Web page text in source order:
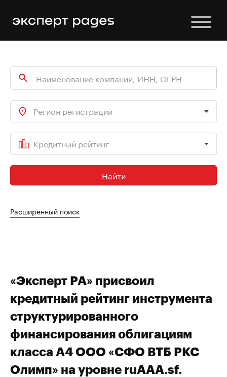
Регион регистрации
Кредитный рейтинг
Найти
Расширенный поиск
«Эксперт РА» присвоил
кредитный рейтинг инструмента
структурированного
финансирования облигациям
класса А4 ООО «СФО ВТБ РКС
Олимп» на уровне ruAAA.sf.